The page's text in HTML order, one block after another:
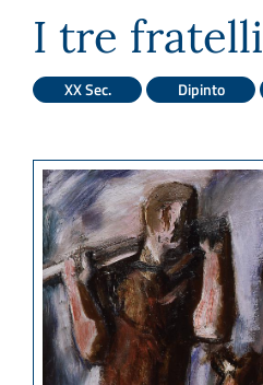
I tre fratelli
XX Sec. Dipinto